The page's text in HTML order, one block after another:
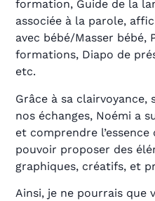
formation, Guide de la
associée à la parole,
avec bébé/Masser bébé,
formations, Diapo de
etc.
Grâce à sa
nos échanges, Noémi a
et comprendre
pouvoir proposer des
graphiques, créatifs, et
Ainsi, je ne pourrais que